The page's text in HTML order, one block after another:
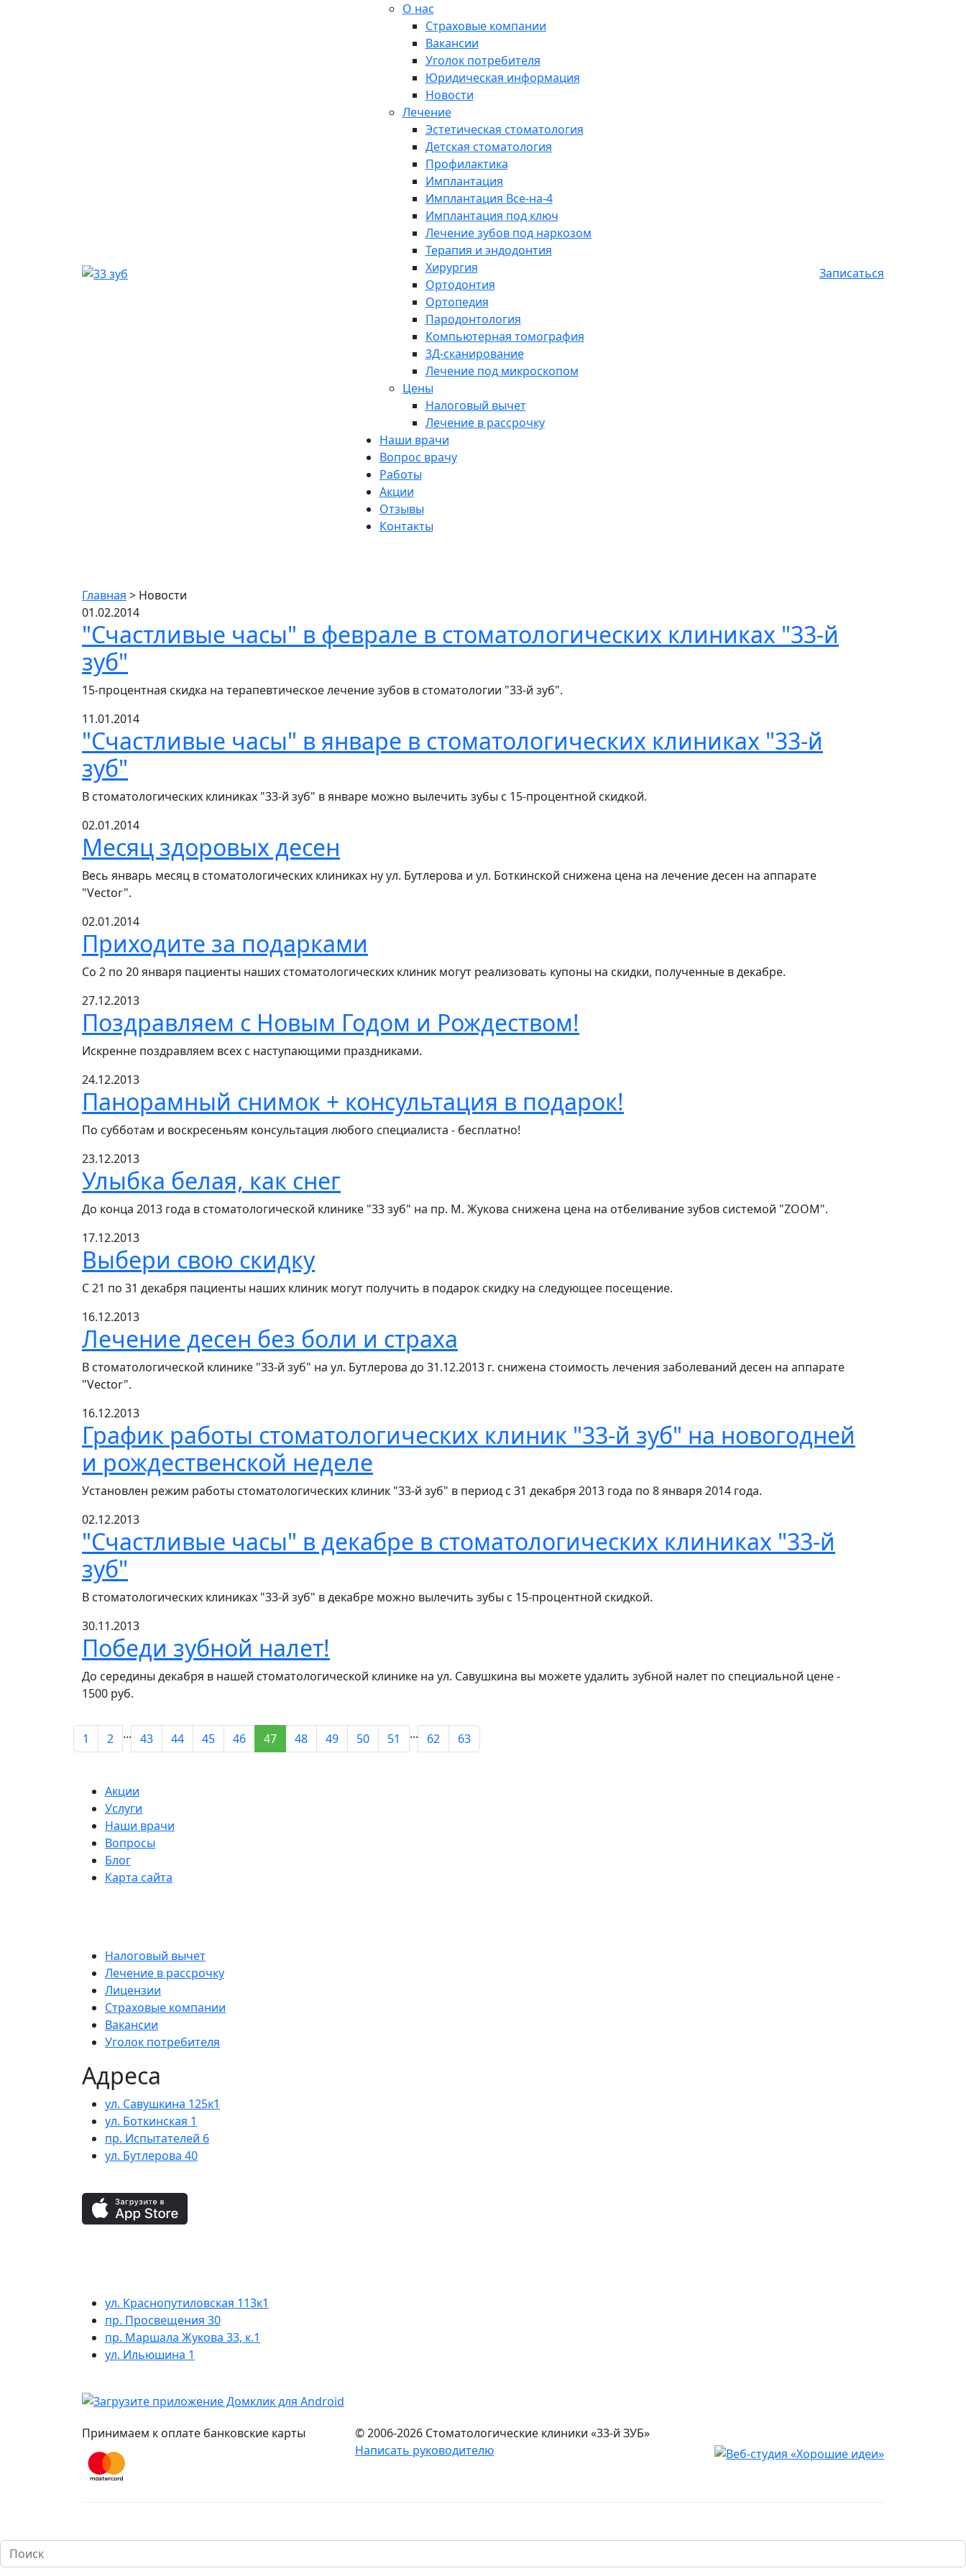
О нас
Страховые компании
Вакансии
Уголок потребителя
Юридическая информация
Новости
Лечение
Эстетическая стоматология
Детская стоматология
Профилактика
Имплантация
Имплантация Все-на-4
Имплантация под ключ
Лечение зубов под наркозом
Терапия и эндодонтия
Хирургия
Ортодонтия
Ортопедия
Пародонтология
Компьютерная томография
3Д-сканирование
Лечение под микроскопом
Цены
Налоговый вычет
Лечение в рассрочку
Наши врачи
Вопрос врачу
Работы
Акции
Отзывы
Контакты
Записаться
Главная > Новости
01.02.2014
"Счастливые часы" в феврале в стоматологических клиниках "33-й
зуб"
15-процентная скидка на терапевтическое лечение зубов в стоматологии "33-й зуб".
11.01.2014
"Счастливые часы" в январе в стоматологических клиниках "33-й
зуб"
В стоматологических клиниках "33-й зуб" в январе можно вылечить зубы с 15-процентной скидкой.
02.01.2014
Месяц здоровых десен
Весь январь месяц в стоматологических клиниках ну ул. Бутлерова и ул. Боткинской снижена цена на лечение десен на аппарате
"Vector".
02.01.2014
Приходите за подарками
Со 2 по 20 января пациенты наших стоматологических клиник могут реализовать купоны на скидки, полученные в декабре.
27.12.2013
Поздравляем с Новым Годом и Рождеством!
Искренне поздравляем всех с наступающими праздниками.
24.12.2013
Панорамный снимок + консультация в подарок!
По субботам и воскресеньям консультация любого специалиста - бесплатно!
23.12.2013
Улыбка белая, как снег
До конца 2013 года в стоматологической клинике "33 зуб" на пр. М. Жукова снижена цена на отбеливание зубов системой "ZOOM".
17.12.2013
Выбери свою скидку
С 21 по 31 декабря пациенты наших клиник могут получить в подарок скидку на следующее посещение.
16.12.2013
Лечение десен без боли и страха
В стоматологической клинике "33-й зуб" на ул. Бутлерова до 31.12.2013 г. снижена стоимость лечения заболеваний десен на аппарате
"Vector".
16.12.2013
График работы стоматологических клиник "33-й зуб" на новогодней
и рождественской неделе
Установлен режим работы стоматологических клиник "33-й зуб" в период с 31 декабря 2013 года по 8 января 2014 года.
02.12.2013
"Счастливые часы" в декабре в стоматологических клиниках "33-й
зуб"
В стоматологических клиниках "33-й зуб" в декабре можно вылечить зубы с 15-процентной скидкой.
30.11.2013
Победи зубной налет!
До середины декабря в нашей стоматологической клинике на ул. Савушкина вы можете удалить зубной налет по специальной цене -
1500 руб.
1 2 ... 43 44 45 46 47 48 49 50 51 ... 62 63
Акции
Услуги
Наши врачи
Вопросы
Блог
Карта сайта
Налоговый вычет
Лечение в рассрочку
Лицензии
Страховые компании
Вакансии
Уголок потребителя
Адреса
ул. Савушкина 125к1
ул. Боткинская 1
пр. Испытателей 6
ул. Бутлерова 40
ул. Краснопутиловская 113к1
пр. Просвещения 30
пр. Маршала Жукова 33, к.1
ул. Ильюшина 1
Принимаем к оплате банковские карты
© 2006-2026 Стоматологические клиники «33-й ЗУБ»
Написать руководителю